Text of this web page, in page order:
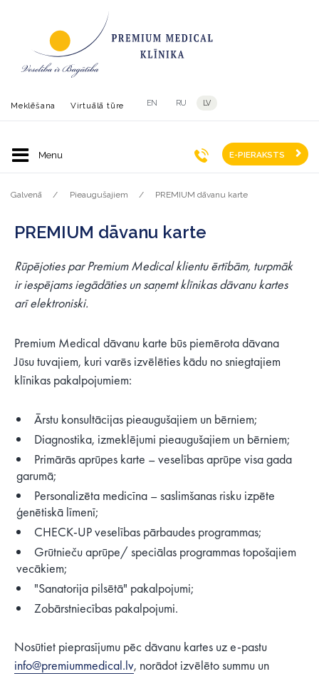
Meklēšana Virtuālā tūre EN RU LV
E-PIERAKSTS
Galvenā Pieaugušajiem PREMIUM dāvanu karte
PREMIUM dāvanu karte
Rūpējoties par Premium Medical klientu ērtībām, turpmāk
ir iespējams iegādāties un saņemt klīnikas dāvanu kartes
arī elektroniski.
Premium Medical dāvanu karte būs piemērota dāvana
Jūsu tuvajiem, kuri varēs izvēlēties kādu no sniegtajiem
klīnikas pakalpojumiem:
Ārstu konsultācijas pieaugušajiem un bērniem;
Diagnostika, izmeklējumi pieaugušajiem un bērniem;
Primārās aprūpes karte – veselības aprūpe visa gada
garumā;
Personalizēta medicīna – saslimšanas risku izpēte
ģenētiskā līmenī;
CHECK-UP veselības pārbaudes programmas;
Grūtnieču aprūpe/ speciālas programmas topošajiem
vecākiem;
"Sanatorija pilsētā" pakalpojumi;
Zobārstniecības pakalpojumi.
Nosūtiet pieprasījumu pēc dāvanu kartes uz e-pastu
info@premiummedical.lv, norādot izvēlēto summu un